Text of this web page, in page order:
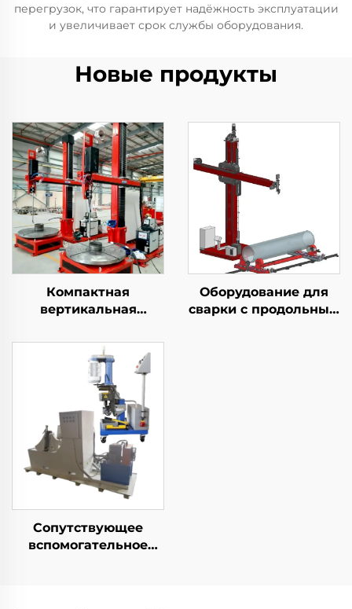
перегрузок, что гарантирует надёжность эксплуатации
и увеличивает срок службы оборудования.
Новые продукты
Компактная
вертикальная
Оборудование для
сварки с продольным
Сопутствующее
вспомогательное